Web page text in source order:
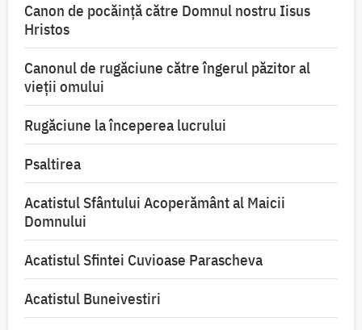
Canon de pocăință către Domnul nostru Iisus
Hristos
Canonul de rugăciune către îngerul păzitor al
vieții omului
Rugăciune la începerea lucrului
Psaltirea
Acatistul Sfântului Acoperământ al Maicii
Domnului
Acatistul Sfintei Cuvioase Parascheva
Acatistul Buneivestiri